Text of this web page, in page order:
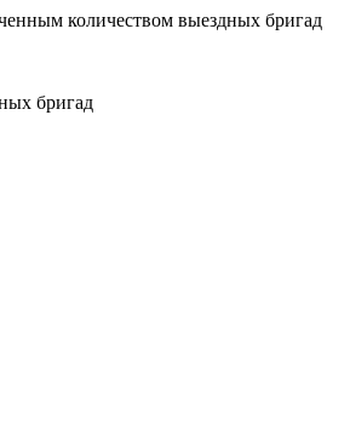
количеством выездных бригад
бригад